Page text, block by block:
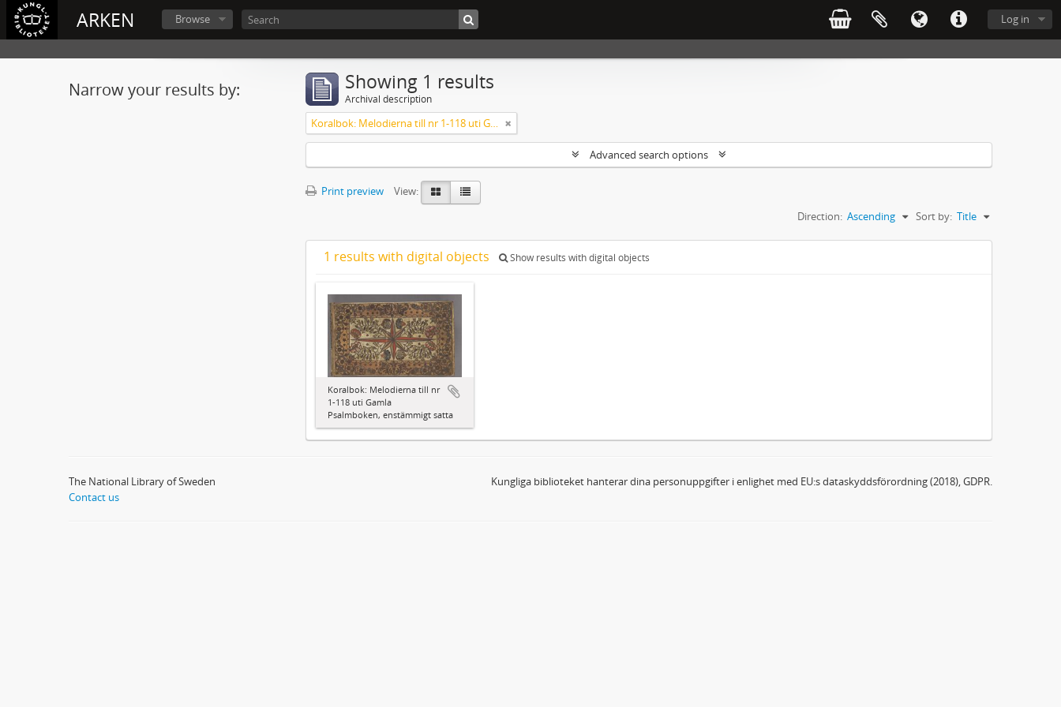
ARKEN Log in
Browse
Narrow your results by: Showing 1 results
Archival description
Koralbok: Melodierna till nr 1-118 uti Gamla Psalmboken, enstämmigt satta
Advanced search options
Print preview
View:
Sort by: Title
Direction: Ascending
1 results with digital objects Show results with digital objects
Koralbok: Melodierna till nr
1-118 uti Gamla
Psalmboken, enstämmigt satta
The National Library of Sweden
Contact us
Kungliga biblioteket hanterar dina personuppgifter i enlighet med EU:s dataskyddsförordning (2018), GDPR.